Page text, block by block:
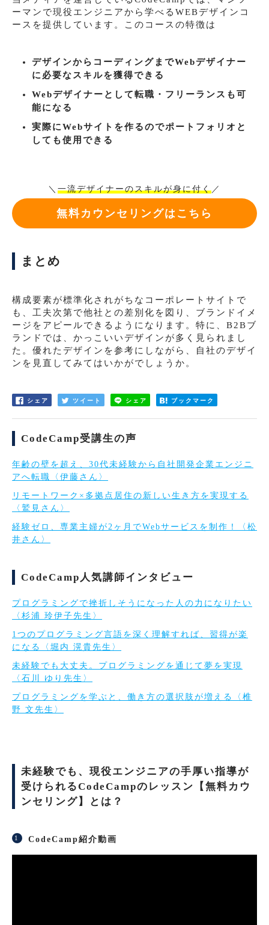
ーマンで現役エンジニアから学べるWEBデザインコ
ースを提供しています。このコースの特徴は
デザインからコーディングまでWebデザイナー
に必要なスキルを獲得できる
Webデザイナーとして転職・フリーランスも可
能になる
実際にWebサイトを作るのでポートフォリオと
しても使用できる
＼ 一流デザイナーのスキルが身に付く ／
無料カウンセリングはこちら
まとめ
構成要素が標準化されがちなコーポレートサイトで
も、工夫次第で他社との差別化を図り、ブランドイメ
ージをアピールできるようになります。特に、B2Bブ
ランドでは、かっこいいデザインが多く見られまし
た。優れたデザインを参考にしながら、自社のデザイ
ンを見直してみてはいかがでしょうか。
シェア ツイート シェア ブックマーク
CodeCamp受講生の声
年齢の壁を超え、30代未経験から自社開発企業エンジニ
アへ転職〈伊藤さん〉
リモートワーク×多拠点居住の新しい生き方を実現する
〈鷲見さん〉
経験ゼロ、専業主婦が2ヶ月でWebサービスを制作！〈松
井さん〉
CodeCamp人気講師インタビュー
プログラミングで挫折しそうになった人の力になりたい
〈杉浦 玲伊子先生〉
1つのプログラミング言語を深く理解すれば、習得が楽
になる〈堀内 滉貴先生〉
未経験でも大丈夫。プログラミングを通じて夢を実現
〈石川 ゆり先生〉
プログラミングを学ぶと、働き方の選択肢が増える〈椎
野 文先生〉
未経験でも、現役エンジニアの手厚い指導が
受けられるCodeCampのレッスン【無料カウ
ンセリング】とは？
CodeCamp紹介動画